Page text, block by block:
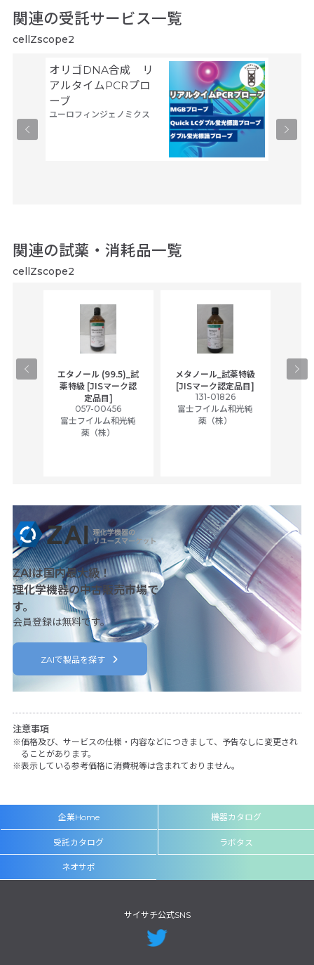
関連の受託サービス一覧
cellZscope2
オリゴDNA合成 リ
アルタイムPCRプロ
ーブ
ユーロフィンジェノミクス
関連の試薬・消耗品一覧
cellZscope2
エタノール (99.5)_試
薬特級 [JISマーク認
定品目]
057-00456
富士フイルム和光純
薬（株）
メタノール_試薬特級
[JISマーク認定品目]
131-01826
富士フイルム和光純
薬（株）
ア
ZAIは国内最大級！
理化学機器の中古販売市場で
す。
会員登録は無料です。
ZAIで製品を探す
注意事項
価格及び、サービスの仕様・内容などにつきまして、予告なしに変更され
ることがあります。
表示している参考価格に消費税等は含まれておりません。
企業Home 機器カタログ
受託カタログ ラボタス
ネオサポ
サイサチ公式SNS